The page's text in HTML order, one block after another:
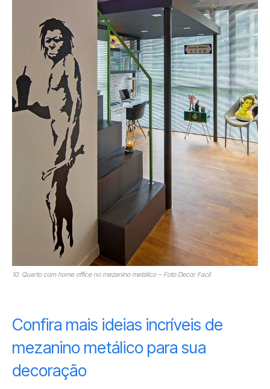
10. Quarto com home office no mezanino metálico – Foto Decor Facil
Confira mais ideias incríveis de
mezanino metálico para sua
decoração